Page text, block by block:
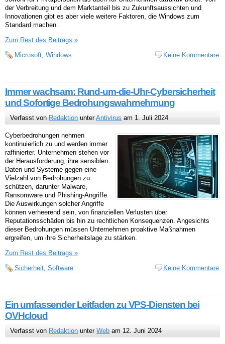
der Verbreitung und dem Marktanteil bis zu Zukunftsaussichten und
Innovationen gibt es aber viele weitere Faktoren, die Windows zum
Standard machen.
Zum Rest des Beitrags »
Microsoft, Windows Keine Kommentare
Immer wachsam: Rund-um-die-Uhr-Cybersicherheit
und Sofortige Bedrohungswahrnehmung
Verfasst von Redaktion unterAntivirus am 1. Juli 2024
Cyberbedrohungen nehmen
kontinuierlich zu und werden immer
raffinierter. Unternehmen stehen vor
der Herausforderung, ihre sensiblen
Daten und Systeme gegen eine
Vielzahl von Bedrohungen zu
schützen, darunter Malware,
Ransomware und Phishing-Angriffe.
Die Auswirkungen solcher Angriffe
können verheerend sein, von finanziellen Verlusten über
Reputationsschäden bis hin zu rechtlichen Konsequenzen. Angesichts
dieser Bedrohungen müssen Unternehmen proaktive Maßnahmen
ergreifen, um ihre Sicherheitslage zu stärken.
Zum Rest des Beitrags »
Sicherheit Software Keine Kommentare
Ein umfassender Leitfaden zu VPS-Diensten bei
OVHcloud
Verfasst von Redaktion unterWeb am 12. Juni 2024